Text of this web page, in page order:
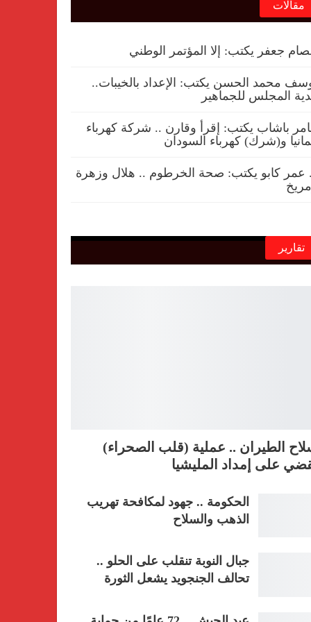
مقالات
جعفر يكتب: إلا المؤتمر الوطني
محمد الحسن يكتب: الإعداد بالخيبات..
المجلس للجماهير
باشاب يكتب: إقرأ وقارن .. شركة كهرباء
و(شرك) كهرباء السودان
عمر كابو يكتب: صحة الخرطوم .. هلال وزهرة
تقارير
الطيران .. عملية (قلب الصحراء)
على إمداد المليشيا
الحكومة .. جهود لمكافحة تهريب
الذهب والسلاح
جبال النوبة تنقلب على الحلو ..
تحالف الجنجويد يشعل الثورة